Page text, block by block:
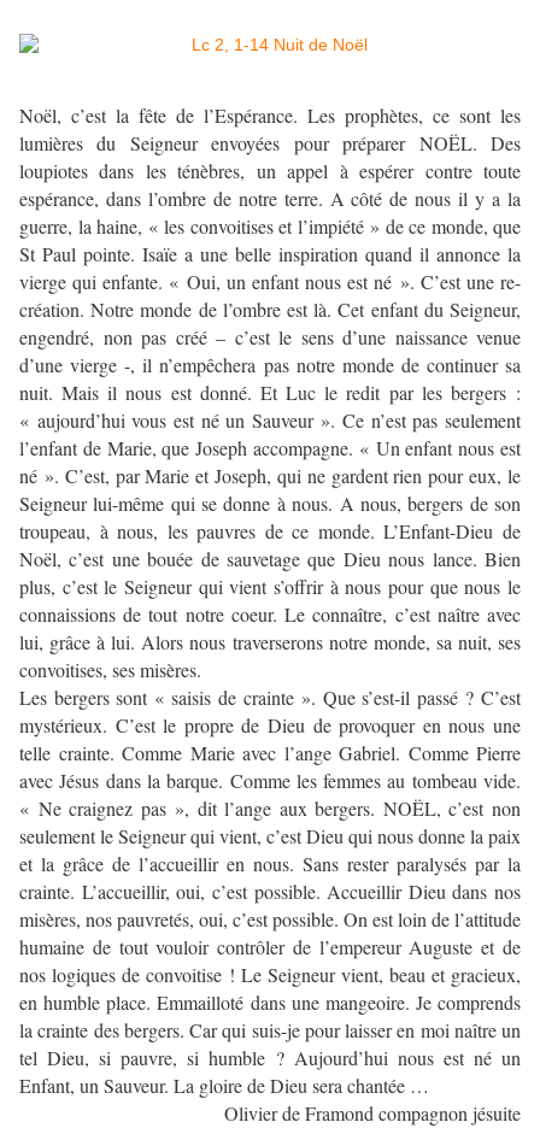
Noël, c’est la fête de l’Espérance. Les prophètes, ce sont les
lumières du Seigneur envoyées pour préparer NOËL. Des
loupiotes dans les ténèbres, un appel à espérer contre toute
espérance, dans l’ombre de notre terre. A côté de nous il y a la
guerre, la haine, « les convoitises et l’impiété » de ce monde, que
St Paul pointe. Isaïe a une belle inspiration quand il annonce la
vierge qui enfante. « Oui, un enfant nous est né ». C’est une re-
création. Notre monde de l’ombre est là. Cet enfant du Seigneur,
engendré, non pas créé – c’est le sens d’une naissance venue
d’une vierge -, il n’empêchera pas notre monde de continuer sa
nuit. Mais il nous est donné. Et Luc le redit par les bergers :
« aujourd’hui vous est né un Sauveur ». Ce n’est pas seulement
l’enfant de Marie, que Joseph accompagne. « Un enfant nous est
né ». C’est, par Marie et Joseph, qui ne gardent rien pour eux, le
Seigneur lui-même qui se donne à nous. A nous, bergers de son
troupeau, à nous, les pauvres de ce monde. L’Enfant-Dieu de
Noël, c’est une bouée de sauvetage que Dieu nous lance. Bien
plus, c’est le Seigneur qui vient s’offrir à nous pour que nous le
connaissions de tout notre coeur. Le connaître, c’est naître avec
lui, grâce à lui. Alors nous traverserons notre monde, sa nuit, ses
convoitises, ses misères.
Les bergers sont « saisis de crainte ». Que s’est-il passé ? C’est
mystérieux. C’est le propre de Dieu de provoquer en nous une
telle crainte. Comme Marie avec l’ange Gabriel. Comme Pierre
avec Jésus dans la barque. Comme les femmes au tombeau vide.
« Ne craignez pas », dit l’ange aux bergers. NOËL, c’est non
seulement le Seigneur qui vient, c’est Dieu qui nous donne la paix
et la grâce de l’accueillir en nous. Sans rester paralysés par la
crainte. L’accueillir, oui, c’est possible. Accueillir Dieu dans nos
misères, nos pauvretés, oui, c’est possible. On est loin de l’attitude
humaine de tout vouloir contrôler de l’empereur Auguste et de
nos logiques de convoitise ! Le Seigneur vient, beau et gracieux,
en humble place. Emmailloté dans une mangeoire. Je comprends
la crainte des bergers. Car qui suis-je pour laisser en moi naître un
tel Dieu, si pauvre, si humble ? Aujourd’hui nous est né un
Enfant, un Sauveur. La gloire de Dieu sera chantée …
Olivier de Framond compagnon jésuite